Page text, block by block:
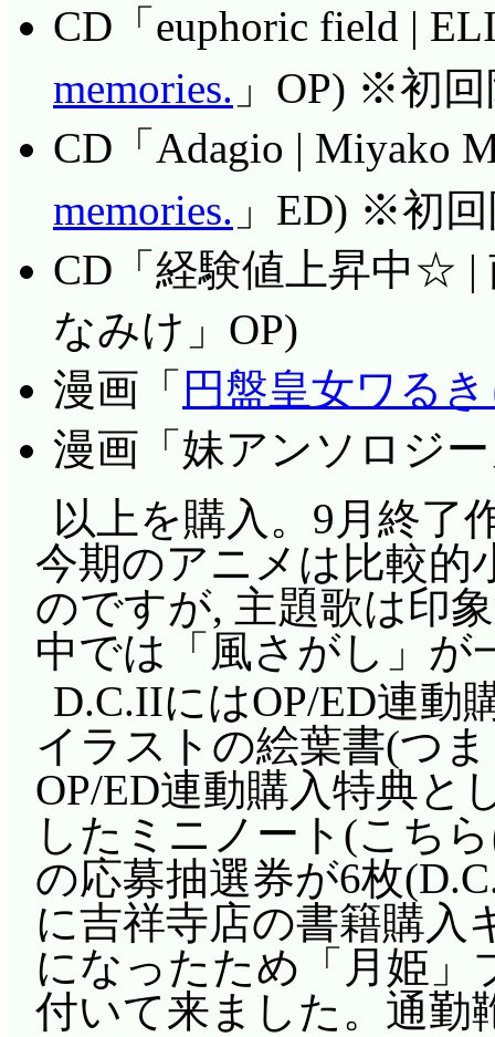
ったりするのかな。
もの。低く飛ぶ燕を
輩に見えている物と,
リアの差異に気付い
物を見ている筈なの
展の仕方が違う事で
ば最初に感じていた
たのか? 心理学のあ
一歩間違うと狂気に
んですけどね……。
「ちゃんとお留守番
鳥食べたい……」Pち
先生にとってはきっ
よね, 鳥と鳥肉って。
思っていないんだと
つむりやかえるの気
ー!」良いお湿りです
描くポッ○ー……珍し
ケッチブック的構図?
えるのも斬新だ(^^;;;
きっぱなしだったん
タ。
CD「euphoric field |
memories. 」OP) ※初
CD「Adagio | Miyako
memories. 」ED) ※初
CD「経験値上昇中☆ |
なみけ」OP)
漫画「 円盤皇女ワる
漫画「妹アンソロジ
以上を購入。9月終了
今期のアニメは比較的
のですが, 主題歌は印
中では「風さがし」が
D.C.IIにはOP/ED連動
イラストの絵葉書(つ
OP/ED連動購入特典と
したミニノート(こち
の応募抽選券が6枚
に吉祥寺店の書籍購入
になったため「月姫
付いて来ました。通勤